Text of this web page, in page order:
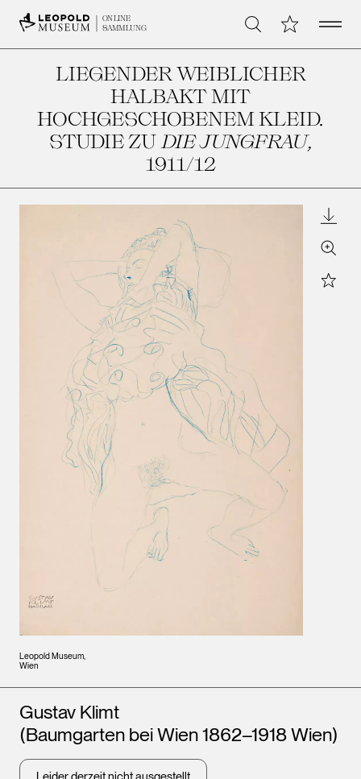
ONLINE
SAMMLUNG
Suche Meine Open
LIEGENDER WEIBLICHER
HALBAKT MIT
HOCHGESCHOBENEM KLEID.
STUDIE ZU DIE JUNGFRAU,
1911/12
Leopold Museum,
Wien
Zoom
Star
Künstler*innen
Gustav Klimt
(Baumgarten bei Wien 1862–1918 Wien)